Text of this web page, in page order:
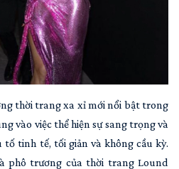
thời trang xa xỉ mới nổi bật trong
vào việc thể hiện sự sang trọng và
tố tinh tế, tối giản và không cầu kỳ.
phô trương của thời trang Lound